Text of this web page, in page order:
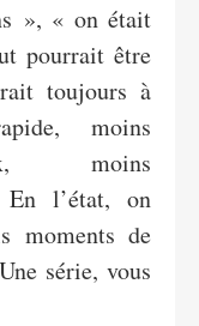
», « on était
pourrait être
toujours à
moins
moins
En l’état, on
moments de
série, vous